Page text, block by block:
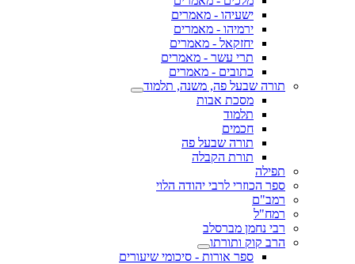
ישעיהו - מאמרים
ירמיהו - מאמרים
יחזקאל - מאמרים
תרי עשר - מאמרים
כתובים - מאמרים
תורה שבעל פה, משנה, תלמוד
מסכת אבות
תלמוד
חכמים
תורה שבעל פה
תורת הקבלה
תפילה
ספר הכוזרי לרבי יהודה הלוי
רמב"ם
רמח"ל
רבי נחמן מברסלב
הרב קוק ותורתו
ספר אורות - סיכומי שיעורים